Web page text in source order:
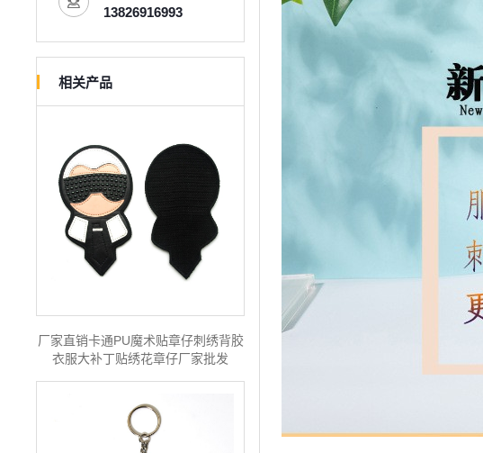
13826916993
相关产品
厂家直销卡通PU魔术贴章仔刺绣背胶
衣服大补丁贴绣花章仔厂家批发